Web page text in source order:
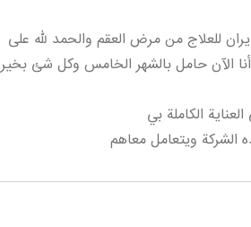
للعلاج من مرض العقم والحمد لله على
الآن حامل بالشهر الخامس وكل شئ بخير
الكاملة بي
الشركة ويتعامل معاهم